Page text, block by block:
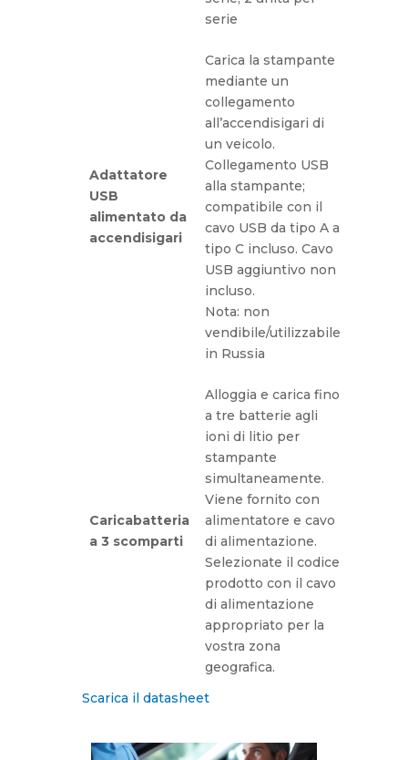
serie
Adattatore
USB
alimentato da
accendisigari
Carica la stampante
mediante un
collegamento
all’accendisigari di
un veicolo.
Collegamento USB
alla stampante;
compatibile con il
cavo USB da tipo A a
tipo C incluso. Cavo
USB aggiuntivo non
incluso.
Nota: non
vendibile/utilizzabile
in Russia
Caricabatteria
a 3 scomparti
Alloggia e carica fino
a tre batterie agli
ioni di litio per
stampante
simultaneamente.
Viene fornito con
alimentatore e cavo
di alimentazione.
Selezionate il codice
prodotto con il cavo
di alimentazione
appropriato per la
vostra zona
geografica.
Scarica il datasheet